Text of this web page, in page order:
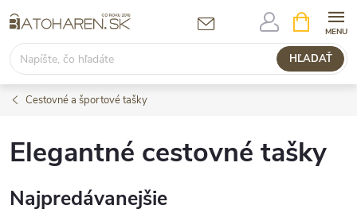
na
obsah
HĽADAŤ
KOŠÍK
Cestovné a športové tašky
Elegantné cestovné tašky
Najpredávanejšie